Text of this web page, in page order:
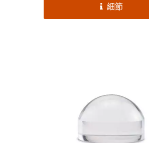
公分光學文鎮放大鏡很適合長
讀使用！焦距固定，可單手
細節